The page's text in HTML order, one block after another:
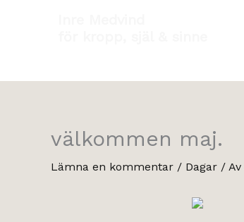
välkommen maj.
Lämna en kommentar / Dagar / Av